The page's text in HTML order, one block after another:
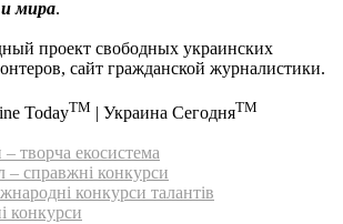
мира.
проект свободных украинских
сайт гражданской журналистики.
TodayTM | Украина СегодняTM
творча екосистема
– справжні конкурси
конкурси талантів
конкурси